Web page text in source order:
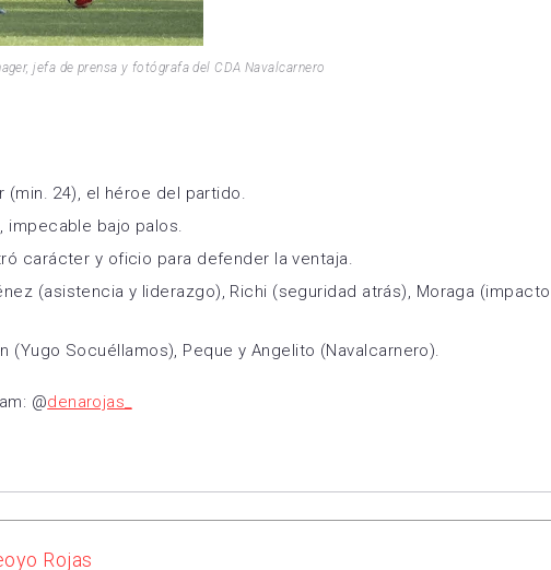
jefa de prensa y fotógrafa del CDA Navalcarnero
(min. 24), el héroe del partido.
impecable bajo palos.
carácter y oficio para defender la ventaja.
(asistencia y liderazgo), Richi (seguridad atrás), Moraga (impacto
(Yugo Socuéllamos), Peque y Angelito (Navalcarnero).
@denarojas_
Rojas